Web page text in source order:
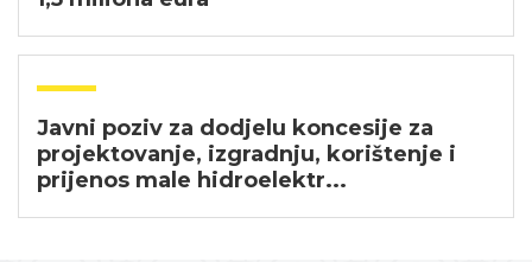
Javni poziv za dodjelu koncesije za
projektovanje, izgradnju, korištenje i
prijenos male hidroelektr...